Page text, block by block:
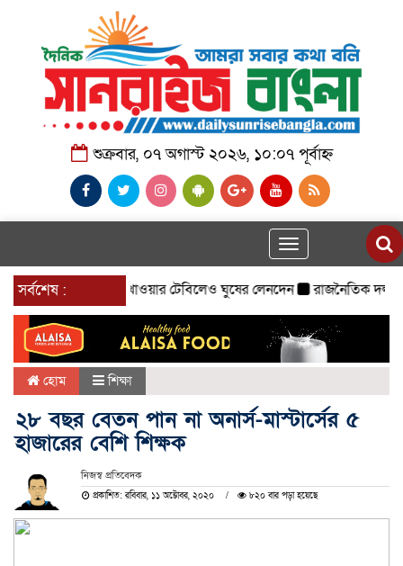
শুক্রবার, ০৭ অগাস্ট ২০২৬, ১০:০৭ পূর্বাহ্ন
Toggle
navigation
সর্বশেষ :
খাওয়ার টেবিলেও ঘুষের লেনদেন রাজনৈতিক দল
হোম শিক্ষা
২৮ বছর বেতন পান না অনার্স-মাস্টার্সের ৫
হাজারের বেশি শিক্ষক
নিজস্ব প্রতিবেদক
প্রকাশিত: রবিবার, ১১ অক্টোবর, ২০২০ ৮২০ বার পড়া হয়েছে